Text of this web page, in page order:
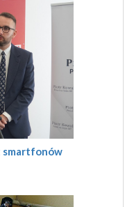
smartfonów